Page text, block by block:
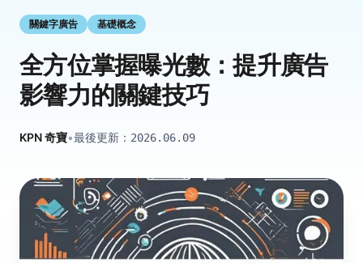
關鍵字廣告 基礎概念
全方位掌握曝光數：提升廣告
影響力的關鍵技巧
KPN 奇寶•最後更新： 2026.06.09